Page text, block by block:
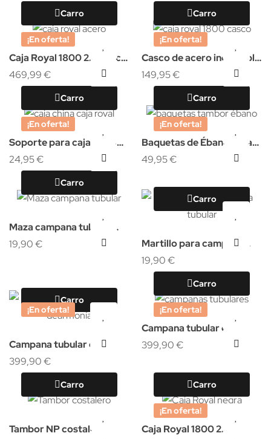
42x25cm
¡En oferta!
Carro
Caja Royal 1800 2.0 casco
de acero inoxidable
469,99 €
¡En oferta!
Carro
Casco de acero inoxidable
para Caja Royal 1800 15"
149,95 €
¡En oferta!
Carro
Soporte para caja china
de Caja Royal
24,95 €
¡En oferta!
Carro
Baquetas de Ébano para
tambor
49,95 €
Carro
Maza campana tubular
Plástico
19,90 €
Carro
Martillo para campana
tubular Nylon
19,90 €
¡En oferta!
Carro
Campana tubular en Fa
399,90 €
¡En oferta!
Carro
Campana tubular en Do
399,90 €
Carro
Tambor NP costalero
¡En oferta!
Carro
Caja Royal 1800 2.0